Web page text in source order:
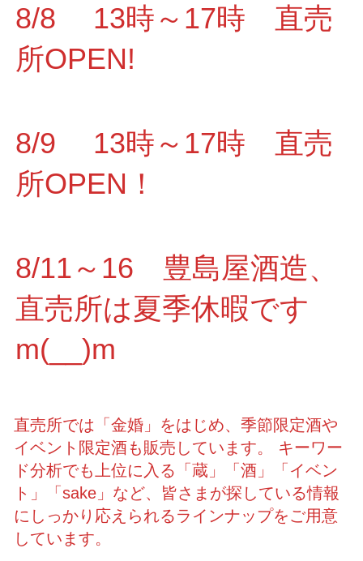
8/8 13時～17時 直売
所OPEN!
8/9 13時～17時 直売
所OPEN！
8/11～16 豊島屋酒造、
直売所は夏季休暇です
m(__)m
直売所では「金婚」をはじめ、季節限定酒や
イベント限定酒も販売しています。 キーワー
ド分析でも上位に入る「蔵」「酒」「イベン
ト」「sake」など、皆さまが探している情報
にしっかり応えられるラインナップをご用意
しています。